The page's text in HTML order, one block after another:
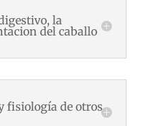
la
del caballo
fisiología de otros